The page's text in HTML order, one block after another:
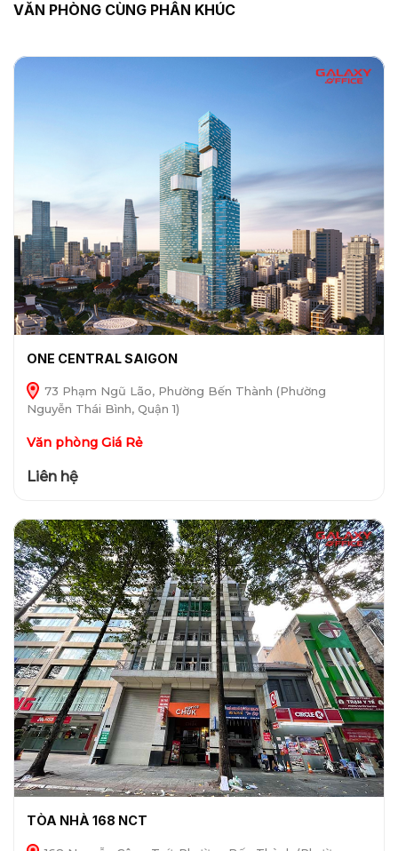
VĂN PHÒNG CÙNG PHÂN KHÚC
ONE CENTRAL SAIGON
73 Phạm Ngũ Lão, Phường Bến Thành (Phường
Nguyễn Thái Bình, Quận 1)
Văn phòng Giá Rẻ
Liên hệ
TÒA NHÀ 168 NCT